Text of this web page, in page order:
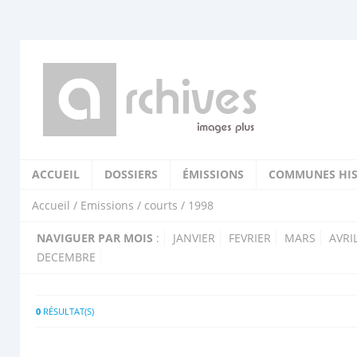
ACCUEIL DOSSIERS ÉMISSIONS COMMUNES
Accueil / Emissions / courts / 1998
NAVIGUER PAR MOIS : JANVIER FEVRIER MARS
DECEMBRE
0 RÉSULTAT(S)